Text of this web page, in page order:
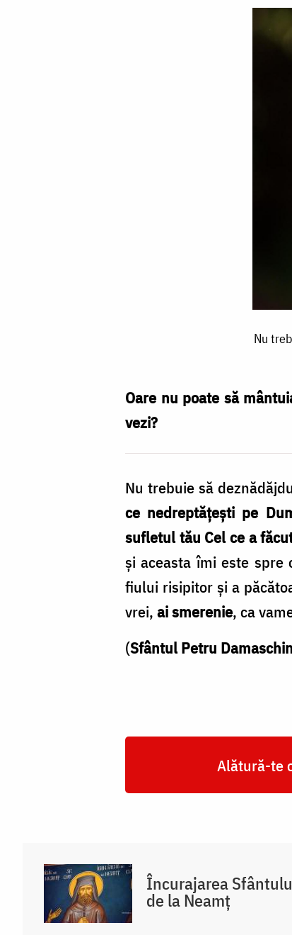
Nu
Oare nu poate să
vezi?
Nu trebuie să
ce nedreptățești pe
sufletul tău Cel ce a
și aceasta îmi este
fiului risipitor și a
vrei, ai smerenie, ca
(Sfântul Petru
Alătură-te
Încurajarea
de la Neamț